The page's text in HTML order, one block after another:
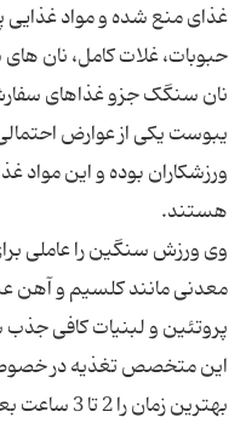
غذای منع شده و مواد غذایی
حبوبات، غلات کامل، نان
نان سنگک جزو غذاهای
یبوست یکی از عوارض
ورزشکاران بوده و این مواد
وی ورزش سنگین را عاملی
معدنی مانند کلسیم و آهن
این متخصص تغذیه در
بهترین